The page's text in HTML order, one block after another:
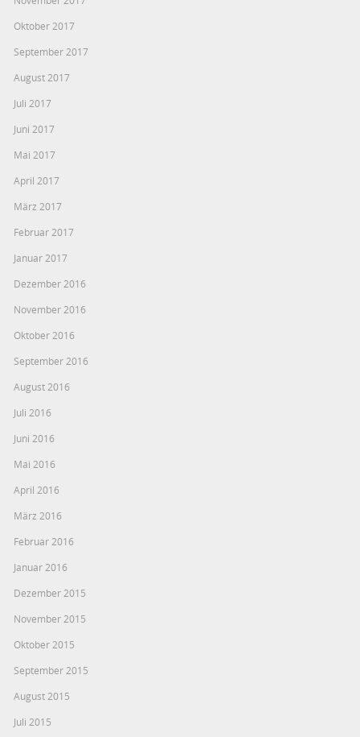
Oktober 2017
September 2017
August 2017
Juli 2017
Juni 2017
Mai 2017
April 2017
März 2017
Februar 2017
Januar 2017
Dezember 2016
November 2016
Oktober 2016
September 2016
August 2016
Juli 2016
Juni 2016
Mai 2016
April 2016
März 2016
Februar 2016
Januar 2016
Dezember 2015
November 2015
Oktober 2015
September 2015
August 2015
Juli 2015